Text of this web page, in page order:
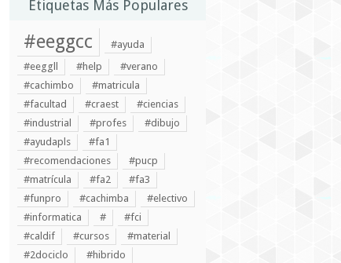
Etiquetas Más Populares
#eeggcc
#ayuda
#eeggll
#help
#verano
#cachimbo
#matricula
#facultad
#craest
#ciencias
#industrial
#profes
#dibujo
#ayudapls
#fa1
#recomendaciones
#pucp
#matrícula
#fa2
#fa3
#funpro
#cachimba
#electivo
#informatica
#
#fci
#caldif
#cursos
#material
#2dociclo
#hibrido